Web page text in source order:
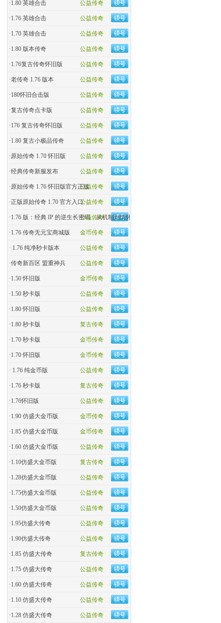
公益传奇
·1.80 英雄合击
公益传奇
·1.76 英雄合击
公益传奇
·1.70 英雄合击
公益传奇
·1.80 版本传奇
公益传奇
·1.76复古传奇怀旧版
公益传奇
·老传奇 1.76 版本
公益传奇
·180怀旧合击版
公益传奇
·复古传奇点卡版
公益传奇
·176 复古传奇怀旧版
公益传奇
·1.80 复古小极品传奇
公益传奇
·原始传奇 1.70 怀旧版
公益传奇
·经典传奇新服发布
公益传奇
·原始传奇 1.76 怀旧版官方正版
公益传奇
·正版原始传奇 1.70 官方入口
公益传奇
·1.76 版：经典 IP 的逆生长密码，从机制到情怀的全民�
金币传奇
·1.76 传奇无元宝商城版
公益传奇
· 1.76 纯净秒卡版本
公益传奇
·传奇新百区 盟重神兵
金币传奇
·1.50 怀旧版
公益传奇
·1.50 秒卡版
公益传奇
·1.80 怀旧版
复古传奇
·1.80 秒卡版
金币传奇
·1.70 秒卡版
金币传奇
·1.70 怀旧版
公益传奇
· 1.76 纯金币版
复古传奇
·1.76 秒卡版
公益传奇
·1.76怀旧版
金币传奇
·1.90 仿盛大金币版
金币传奇
·1.85 仿盛大金币版
公益传奇
·1.60 仿盛大金币版
复古传奇
·1.10仿盛大金币版
公益传奇
·1.28仿盛大金币版
公益传奇
·1.75仿盛大金币版
公益传奇
·1.50仿盛大金币版
公益传奇
·1.95仿盛大传奇
公益传奇
·1.90仿盛大传奇
复古传奇
·1.85 仿盛大传奇
公益传奇
·1.75 仿盛大传奇
公益传奇
·1.60 仿盛大传奇
公益传奇
·1.10 仿盛大传奇
公益传奇
·1.28 仿盛大传奇